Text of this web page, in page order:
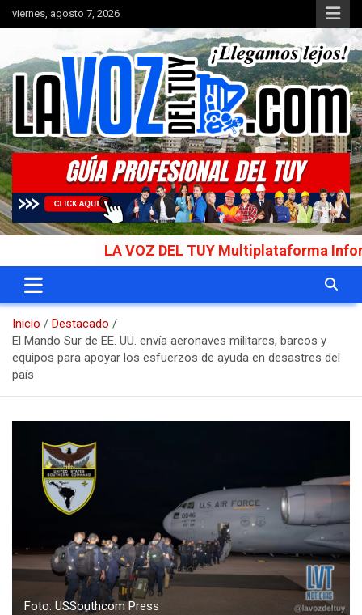
Saltar
al
viernes, agosto 7, 2026
La Voz del Tuy
Portal de noticias
LA VOZ DEL TUY Multiplataforma
Inicio
Destacado
El Mando Sur de EE. UU. envía aeronaves militares, barcos y
equipos para apoyar los esfuerzos de ayuda en desastres del
país
Foto: USSouthcom Press